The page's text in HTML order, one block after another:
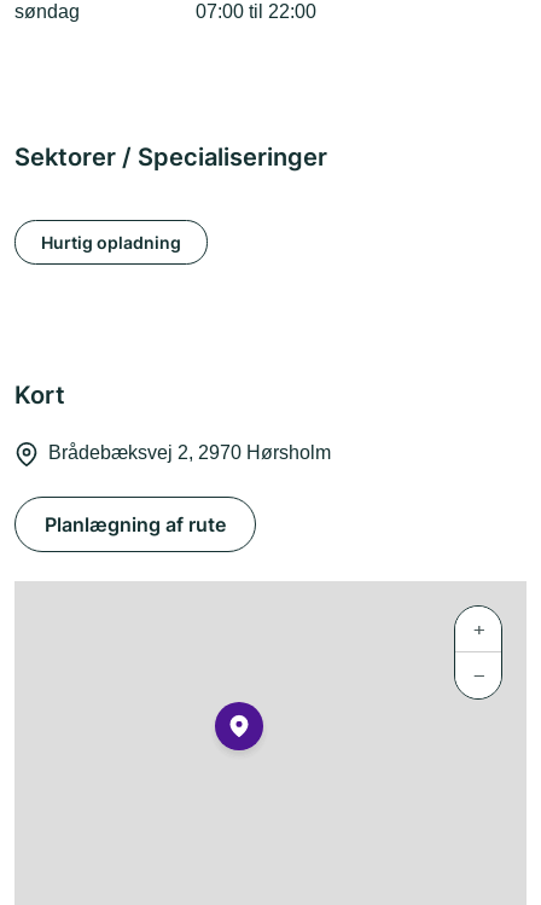
søndag 07:00 til 22:00
Sektorer / Specialiseringer
Hurtig opladning
Kort
Brådebæksvej 2, 2970 Hørsholm
Planlægning af rute
+
−